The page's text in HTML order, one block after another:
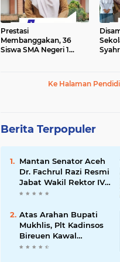
Prestasi
Membanggakan, 36
Siswa SMA Negeri 1
Ke Halaman
Berita Terpopuler
Mantan Senator Aceh
Dr. Fachrul Razi Resmi
Jabat Wakil Rektor IV
Universitas Kartamulia
Atas Arahan Bupati
Mukhlis, Plt Kadinsos
Bireuen Kawal
Percepatan